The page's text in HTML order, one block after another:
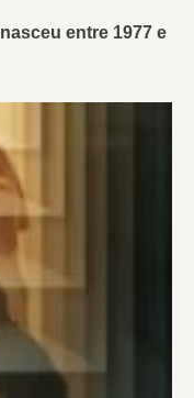
entre 1977 e